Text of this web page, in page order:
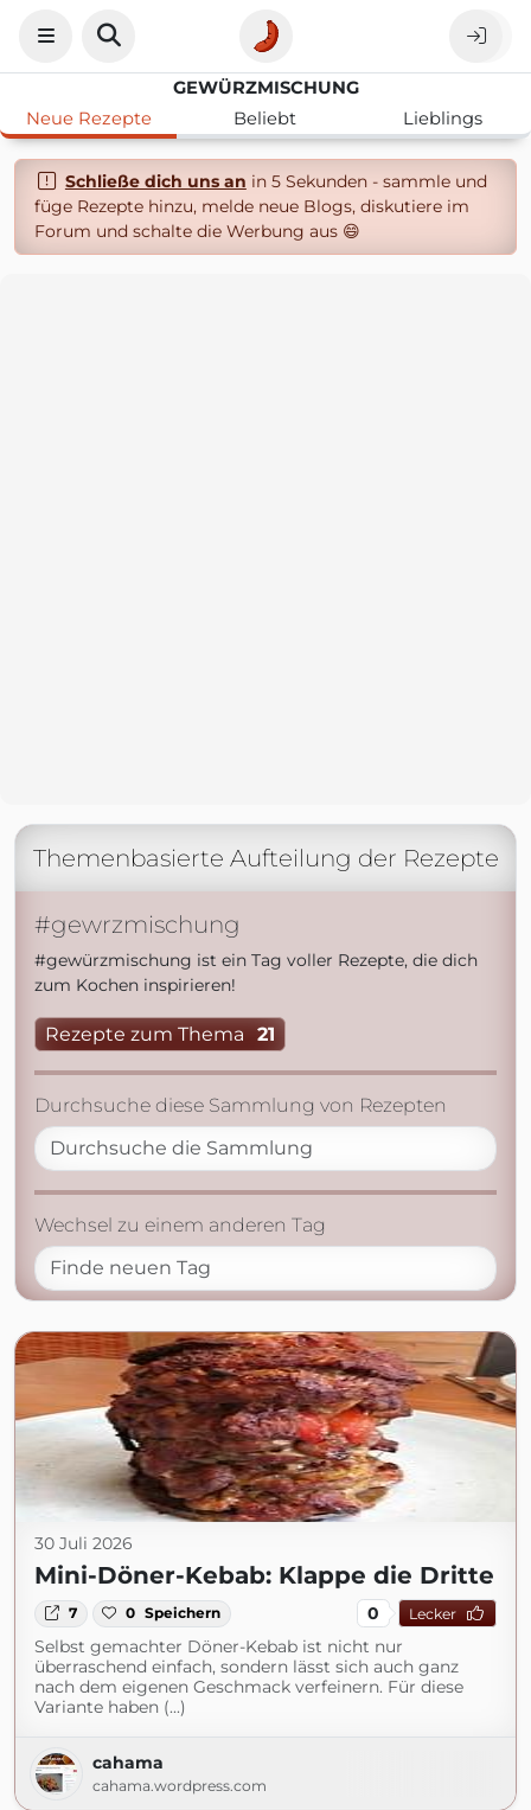
GEWÜRZMISCHUNG
Neue Rezepte
Beliebt Lieblings
Schließe dich uns an in 5 Sekunden - sammle und
füge Rezepte hinzu, melde neue Blogs, diskutiere im
Forum und schalte die Werbung aus 😄
Themenbasierte Aufteilung der Rezepte
#gewrzmischung
#gewürzmischung ist ein Tag voller Rezepte, die dich
zum Kochen inspirieren!
Rezepte zum Thema 21
Durchsuche diese Sammlung von Rezepten
Wechsel zu einem anderen Tag
30 Juli 2026
Mini-Döner-Kebab: Klappe die Dritte
7 0 Speichern 0 Lecker
Selbst gemachter Döner-Kebab ist nicht nur
überraschend einfach, sondern lässt sich auch ganz
nach dem eigenen Geschmack verfeinern. Für diese
Variante haben (...)
cahama
cahama.wordpress.com